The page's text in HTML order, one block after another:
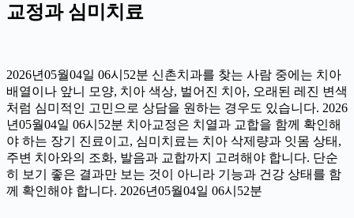
교정과 심미치료
2026년05월04일 06시52분 신촌치과를 찾는 사람 중에는 치아
배열이나 앞니 모양, 치아 색상, 벌어진 치아, 오래된 레진 변색
처럼 심미적인 고민으로 상담을 원하는 경우도 있습니다. 2026
년05월04일 06시52분 치아교정은 치열과 교합을 함께 확인해
야 하는 장기 진료이고, 심미치료는 치아 삭제량과 잇몸 상태,
주변 치아와의 조화, 발음과 교합까지 고려해야 합니다. 단순
히 보기 좋은 결과만 보는 것이 아니라 기능과 건강 상태를 함
께 확인해야 합니다. 2026년05월04일 06시52분